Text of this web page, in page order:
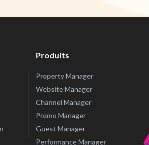
Produits
Property Manager
Website Manager
Channel Manager
Promo Manager
Guest Manager
Performance Manager